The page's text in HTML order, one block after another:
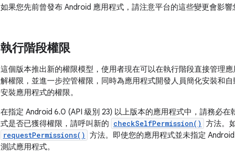
如果您先前曾發布 Android 應用程式，請注意平台的這些變更會影響
執行階段權限
這個版本推出新的權限模型，使用者現在可以在執行階段直接管理
解權限，並進一步控管權限，同時為應用程式開發人員簡化安裝和
安裝應用程式的權限。
在指定 Android 6.0 (API 級別 23) 以上版本的應用程式中，請務必
式是否已獲得權限，請呼叫新的 checkSelfPermission() 方法。
requestPermissions() 方法。即使您的應用程式並未指定
測試應用程式。